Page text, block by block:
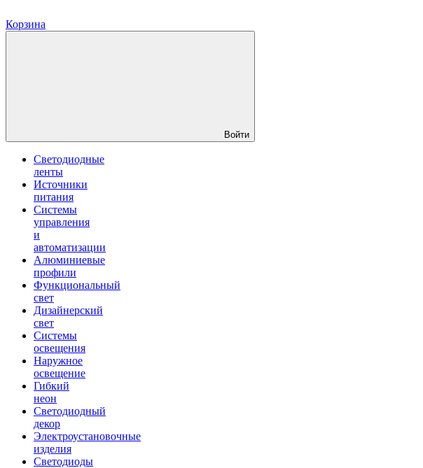
Корзина
Войти
Светодиодные
ленты
Источники
питания
Системы
управления
и
автоматизации
Алюминиевые
профили
Функциональный
свет
Дизайнерский
свет
Системы
освещения
Наружное
освещение
Гибкий
неон
Светодиодный
декор
Электроустановочные
изделия
Светодиоды